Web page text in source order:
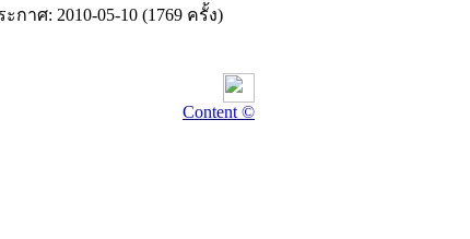
กาศ: 2010-05-10 (1769 ครั้ง)
Content ©